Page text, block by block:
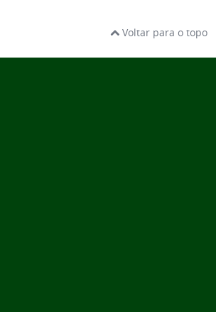
Voltar para o topo